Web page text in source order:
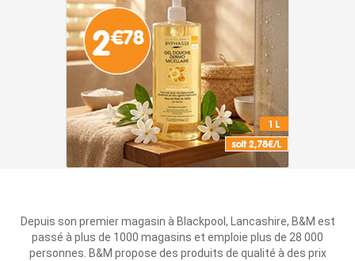
Depuis son premier magasin à Blackpool, Lancashire, B&M est
passé à plus de 1000 magasins et emploie plus de 28 000
personnes. B&M propose des produits de qualité à des prix